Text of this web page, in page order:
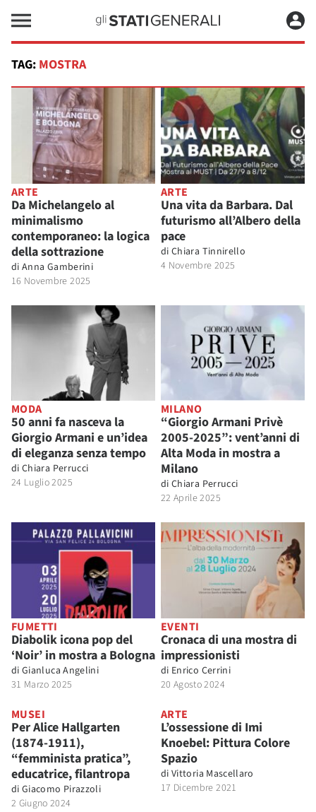
TAG: MOSTRA
ARTE
Da Michelangelo al
minimalismo
contemporaneo: la logica
della sottrazione
di Anna Gamberini
16 Novembre 2025
ARTE
Una vita da Barbara. Dal
futurismo all’Albero della
pace
di Chiara Tinnirello
4 Novembre 2025
MODA
50 anni fa nasceva la
Giorgio Armani e un’idea
di eleganza senza tempo
di Chiara Perrucci
24 Luglio 2025
MILANO
“Giorgio Armani Privè
2005-2025”: vent’anni di
Alta Moda in mostra a
Milano
di Chiara Perrucci
22 Aprile 2025
FUMETTI
Diabolik icona pop del
‘Noir’ in mostra a Bologna
di Gianluca Angelini
31 Marzo 2025
EVENTI
Cronaca di una mostra di
impressionisti
di Enrico Cerrini
20 Agosto 2024
MUSEI
Per Alice Hallgarten
(1874-1911),
“femminista pratica”,
educatrice, filantropa
di Giacomo Pirazzoli
2 Giugno 2024
ARTE
L’ossessione di Imi
Knoebel: Pittura Colore
Spazio
di Vittoria Mascellaro
17 Dicembre 2021